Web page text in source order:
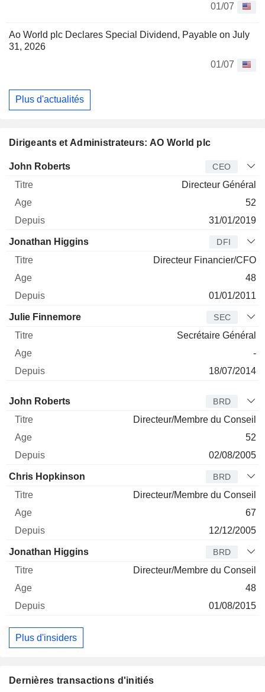
01/07
Ao World plc Declares Special Dividend, Payable on July
31, 2026
01/07
Plus d'actualités
Dirigeants et Administrateurs: AO World plc
Dirigeant Titre
John Roberts CEO
Directeur Général
52
31/01/2019
Jonathan Higgins DFI
Directeur Financier/CFO
48
01/01/2011
Julie Finnemore SEC
Secrétaire Général
-
18/07/2014
Administrateur
John Roberts BRD
Directeur/Membre du Conseil
52
02/08/2005
Chris Hopkinson BRD
Directeur/Membre du Conseil
67
12/12/2005
Jonathan Higgins BRD
Directeur/Membre du Conseil
48
01/08/2015
Plus d'insiders
Dernières transactions d'initiés